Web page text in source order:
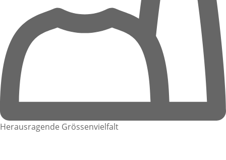
Herausragende Grössenvielfalt